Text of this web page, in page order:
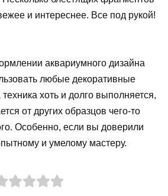
и интереснее. Все под рукой!
аквариумного дизайна
любые декоративные
хоть и долго выполняется,
от других образцов чего-то
Особенно, если вы доверили
и умелому мастеру.